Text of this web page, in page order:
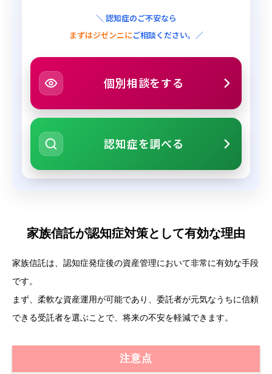
＼ 認知症のご不安なら
まずはジゼンニにご相談ください。／
個別相談をする
認知症を調べる
家族信託が認知症対策として有効な理由
家族信託は、認知症発症後の資産管理において非常に有効な手段
です。
まず、柔軟な資産運用が可能であり、委託者が元気なうちに信頼
できる受託者を選ぶことで、将来の不安を軽減できます。
注意点